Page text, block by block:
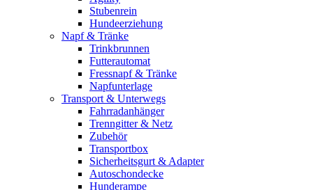
Stubenrein
Hundeerziehung
Napf & Tränke
Trinkbrunnen
Futterautomat
Fressnapf & Tränke
Napfunterlage
Transport & Unterwegs
Fahrradanhänger
Trenngitter & Netz
Zubehör
Transportbox
Sicherheitsgurt & Adapter
Autoschondecke
Hunderampe